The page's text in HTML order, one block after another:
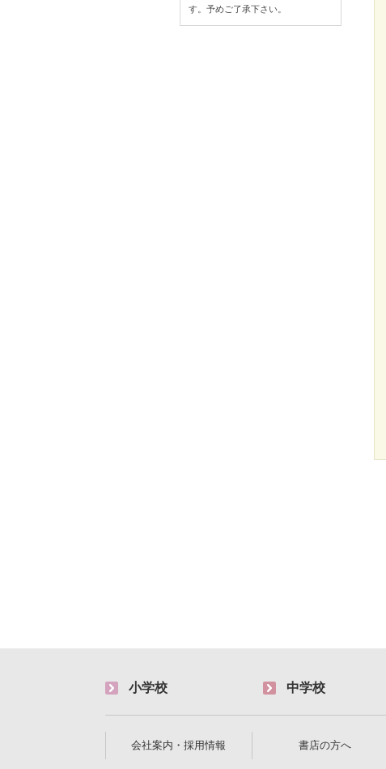
す。予めご了承下さい。
小学校 中学校
会社案内・採用情報 書店の方へ